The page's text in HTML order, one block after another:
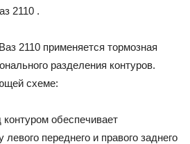
2110 .
2110 применяется тормозная
разделения контуров.
схеме:
обеспечивает
переднего и правого заднего